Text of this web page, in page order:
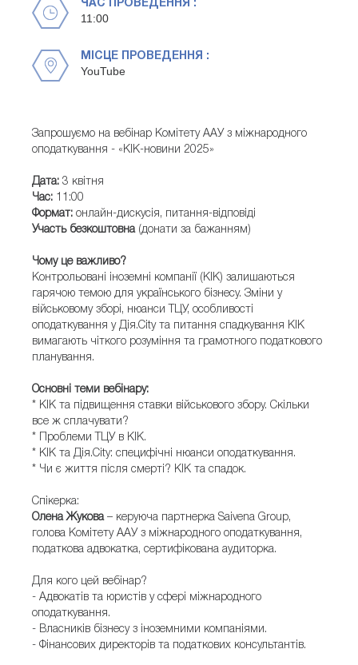
ЧАС ПРОВЕДЕННЯ :
11:00
МІСЦЕ ПРОВЕДЕННЯ :
YouTube
Запрошуємо на вебінар Комітету ААУ з міжнародного
оподаткування - «КІК-новини 2025»
Дата: 3 квітня
Час: 11:00
Формат: онлайн-дискусія, питання-відповіді
Участь безкоштовна(донати за бажанням)
Чому це важливо?
Контрольовані іноземні компанії (КІК) залишаються
гарячою темою для українського бізнесу. Зміни у
військовому зборі, нюанси ТЦУ, особливості
оподаткування у Дія.City та питання спадкування КІК
вимагають чіткого розуміння та грамотного податкового
планування.
Основні теми вебінару:
* КІК та підвищення ставки військового збору. Скільки
все ж сплачувати?
* Проблеми ТЦУ в КІК.
* КІК та Дія.City: специфічні нюанси оподаткування.
* Чи є життя після смерті? КІК та спадок.
Спікерка:
Олена Жукова– керуюча партнерка Saivena Group,
голова Комітету ААУ з міжнародного оподаткування,
податкова адвокатка, сертифікована аудиторка.
Для кого цей вебінар?
- Адвокатів та юристів у сфері міжнародного
оподаткування.
- Власників бізнесу з іноземними компаніями.
- Фінансових директорів та податкових консультантів.